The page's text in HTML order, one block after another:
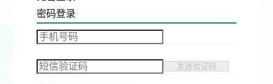
密码登录
发送验证码